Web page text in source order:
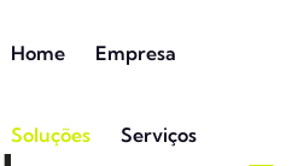
Home Empresa
Soluções Serviços